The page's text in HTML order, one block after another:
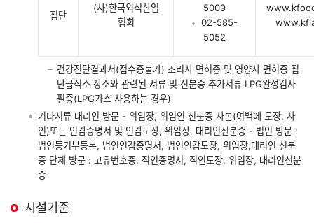
집단
(사)한국외식산업
협회
5009
02-585-
5052
건강진단결과서(접수증불가) 조리사 면허증 및 영양사 면허증 집
단급식소 장소와 관련된 서류 및 신분증 추가서류 LPG완성검사
필증(LPG가스 사용하는 경우)
기타서류 대리인 방문 - 위임장, 위임인 신분증 사본(여백에 도장, 사
인)또는 인감증명서 및 인감도장, 위임장, 대리인신분증 - 법인 방문 :
법인등기부등본, 법인인감증명서, 법인인감도장, 위임장,대리인 신분
증 단체 방문 : 고유번호증, 직인증명서, 직인도장, 위임장, 대리인신분
증
시설기준